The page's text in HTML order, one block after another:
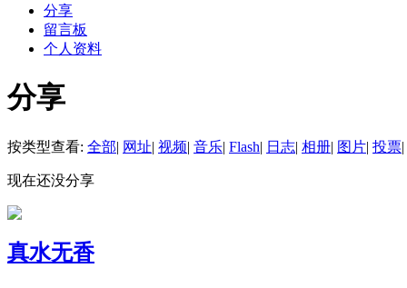
分享
留言板
个人资料
分享
按类型查看: 全部| 网址| 视频| 音乐| Flash| 日志| 相册| 图片| 投票|
现在还没分享
真水无香